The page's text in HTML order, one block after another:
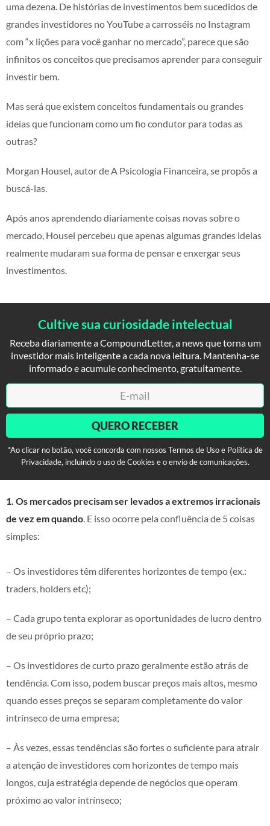
uma dezena. De histórias de investimentos bem sucedidos de
grandes investidores no YouTube a carrosséis no Instagram
com “x lições para você ganhar no mercado”, parece que são
infinitos os conceitos que precisamos aprender para conseguir
investir bem.
Mas será que existem conceitos fundamentais ou grandes
ideias que funcionam como um fio condutor para todas as
outras?
Morgan Housel, autor de A Psicologia Financeira, se propôs a
buscá-las.
Após anos aprendendo diariamente coisas novas sobre o
mercado, Housel percebeu que apenas algumas grandes ideias
realmente mudaram sua forma de pensar e enxergar seus
investimentos.
Cultive sua curiosidade intelectual
Receba diariamente a CompoundLetter, a news que torna um
investidor mais inteligente a cada nova leitura. Mantenha-se
informado e acumule conhecimento, gratuitamente.
QUERO RECEBER
*Ao clicar no botão, você concorda com nossos Termos de Uso e Política de
Privacidade, incluindo o uso de Cookies e o envio de comunicações.
1. Os mercados precisam ser levados a extremos irracionais
de vez em quando. E isso ocorre pela confluência de 5 coisas
simples:
– Os investidores têm diferentes horizontes de tempo (ex.:
traders, holders etc);
– Cada grupo tenta explorar as oportunidades de lucro dentro
de seu próprio prazo;
– Os investidores de curto prazo geralmente estão atrás de
tendência. Com isso, podem buscar preços mais altos, mesmo
quando esses preços se separam completamente do valor
intrínseco de uma empresa;
– Às vezes, essas tendências são fortes o suficiente para atrair
a atenção de investidores com horizontes de tempo mais
longos, cuja estratégia depende de negócios que operam
próximo ao valor intrínseco;